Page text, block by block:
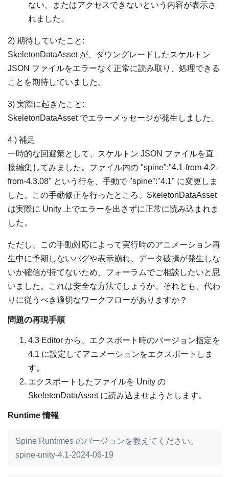
ない、またはアクセスできないという内容が表示さ
れました。
2) 期待していたこと:
SkeletonDataAsset が、ダウングレードしたスケルトン
JSON ファイルをエラーなく正常に読み取り、処理できる
ことを期待していました。
3) 実際に起きたこと:
SkeletonDataAsset でエラーメッセージが発生しました。
4 ) 補足
一時的な回避策として、スケルトン JSON ファイルを直
接編集してみました。ファイル内の "spine":"4.1-from-4.2-
from-4.3.08" という行を、手動で "spine":"4.1" に変更しま
した。この手動修正を行ったところ、SkeletonDataAsset
は実際に Unity 上でエラーを出さずに正常に読み込まれま
した。
ただし、この手動対応によって実行時のアニメーション再
生中に予期しないバグや表示崩れ、データ破損が発生しな
いか確信が持てないため、フォーラムでご相談したいと思
いました。これは安全な方法でしょうか。それとも、代わ
りに従うべき適切なワークフローがありますか？
問題の再現手順
4.3 Editor から、エクスポート時のバージョン指定を
4.1 に設定してアニメーションをエクスポートしま
す。
エクスポートしたファイルを Unity の
SkeletonDataAsset に読み込ませようとします。
Runtime 情報
Spine Runtimes のバージョンを教えてください。
spine-unity-4.1-2024-06-19